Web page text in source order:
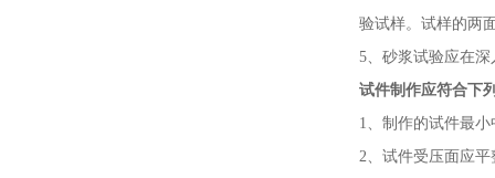
验试样。试样的两
5、砂浆试验应在
试件制作应符合下
1、制作的试件最
2、试件受压面应